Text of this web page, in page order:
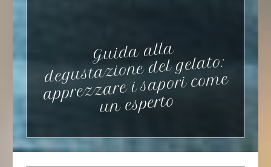
Guida alla
degustazione del gelato:
apprezzare i sapori co
me
un esperto